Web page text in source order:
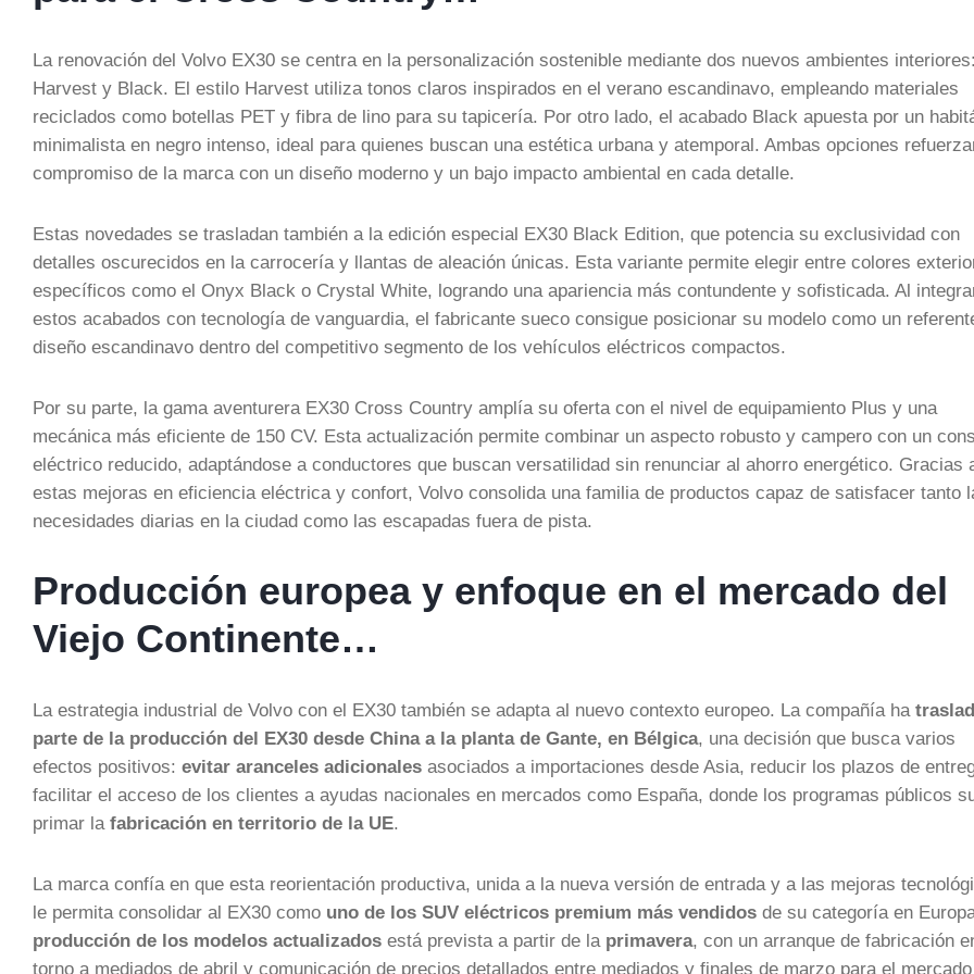
La renovación del Volvo EX30 se centra en la personalización sostenible mediante dos nuevos ambientes interiores:
Harvest y Black. El estilo Harvest utiliza tonos claros inspirados en el verano escandinavo, empleando materiales
reciclados como botellas PET y fibra de lino para su tapicería. Por otro lado, el acabado Black apuesta por un
minimalista en negro intenso, ideal para quienes buscan una estética urbana y atemporal. Ambas opciones
compromiso de la marca con un diseño moderno y un bajo impacto ambiental en cada detalle.
Estas novedades se trasladan también a la edición especial EX30 Black Edition, que potencia su exclusividad con
detalles oscurecidos en la carrocería y llantas de aleación únicas. Esta variante permite elegir entre colores
específicos como el Onyx Black o Crystal White, logrando una apariencia más contundente y sofisticada. Al
estos acabados con tecnología de vanguardia, el fabricante sueco consigue posicionar su modelo como un
diseño escandinavo dentro del competitivo segmento de los vehículos eléctricos compactos.
Por su parte, la gama aventurera EX30 Cross Country amplía su oferta con el nivel de equipamiento Plus y una
mecánica más eficiente de 150 CV. Esta actualización permite combinar un aspecto robusto y campero con un
eléctrico reducido, adaptándose a conductores que buscan versatilidad sin renunciar al ahorro energético. Gracias
estas mejoras en eficiencia eléctrica y confort, Volvo consolida una familia de productos capaz de satisfacer tanto
necesidades diarias en la ciudad como las escapadas fuera de pista.
Producción europea y enfoque en el mercado del
Viejo Continente…
La estrategia industrial de Volvo con el EX30 también se adapta al nuevo contexto europeo. La compañía ha
parte de la producción del EX30 desde China a la planta de Gante, en Bélgica, una decisión que busca varios
efectos positivos: evitar aranceles adicionales asociados a importaciones desde Asia, reducir los plazos de
facilitar el acceso de los clientes a ayudas nacionales en mercados como España, donde los programas públicos
primar la fabricación en territorio de la UE.
La marca confía en que esta reorientación productiva, unida a la nueva versión de entrada y a las mejoras
le permita consolidar al EX30 como uno de los SUV eléctricos premium más vendidos de su categoría en
producción de los modelos actualizados está prevista a partir de la primavera, con un arranque de fabricación
torno a mediados de abril y comunicación de precios detallados entre mediados y finales de marzo para el mercado